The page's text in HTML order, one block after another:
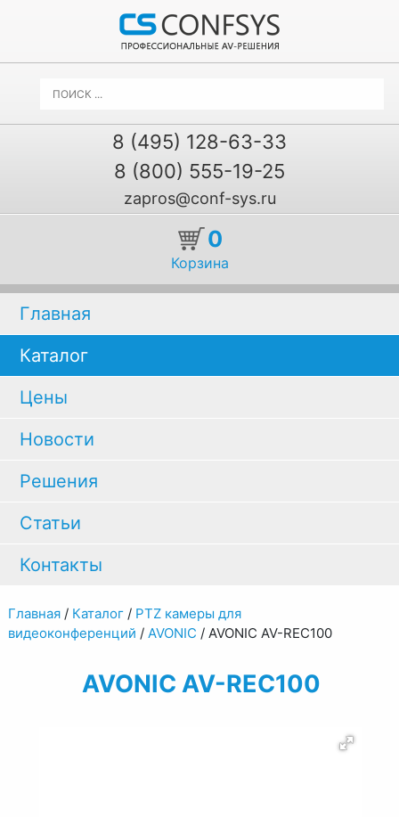
8 (495) 128-63-33
8 (800) 555-19-25
zapros@conf-sys.ru
0
Корзина
Главная
Каталог
Цены
Новости
Решения
Статьи
Контакты
Главная/ Каталог/ PTZ камеры для
видеоконференций / AVONIC / AVONIC AV-REC100
AVONIC AV-REC100